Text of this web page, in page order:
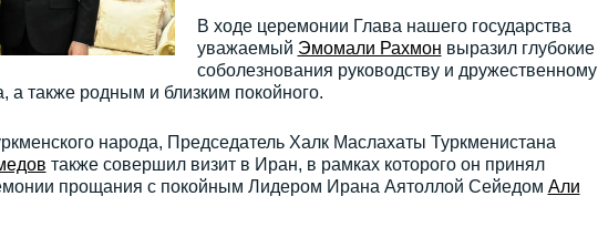
В ходе церемонии Глава нашего государства
уважаемый Эмомали Рахмон выразил глубокие
соболезнования руководству и дружественному
а также родным и близким покойного.
народа, Председатель Халк Маслахаты Туркменистана
также совершил визит в Иран, в рамках которого он принял
прощания с покойным Лидером Ирана Аятоллой Сейедом Али